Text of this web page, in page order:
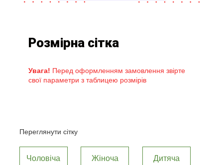
Розмірна сітка
Увага! Перед оформленням замовлення звірте
свої параметри з таблицею розмірів
Переглянути сітку
Чоловіча Жіноча Дитяча